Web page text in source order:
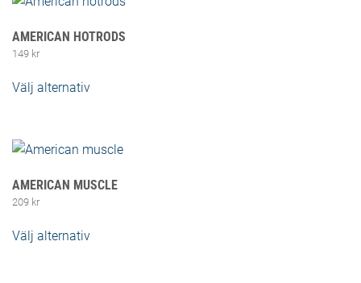
AMERICAN HOTRODS
149 kr
Välj alternativ
AMERICAN MUSCLE
209 kr
Välj alternativ